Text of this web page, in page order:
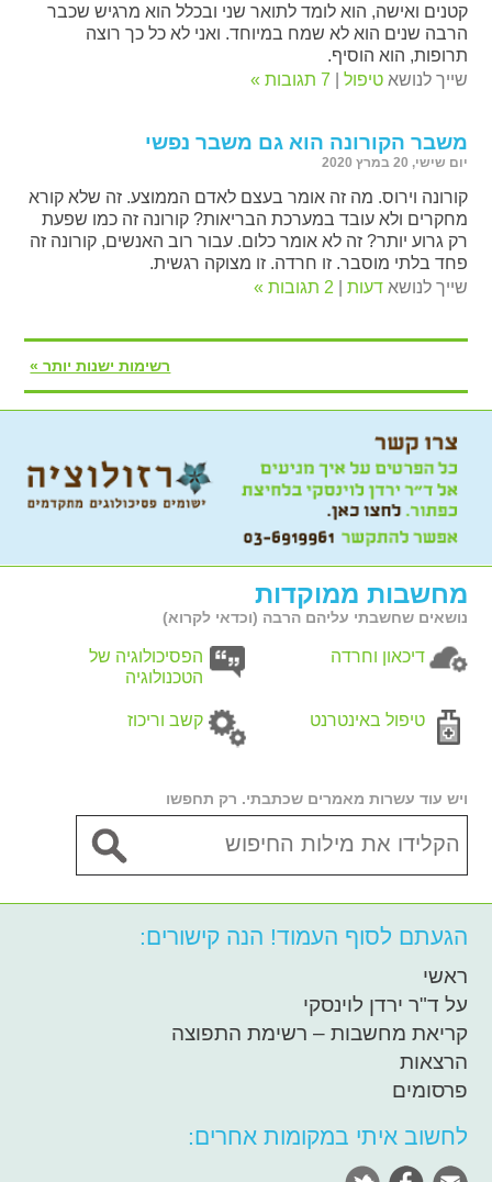
קטנים ואישה, הוא לומד לתואר שני ובכלל הוא מרגיש שכבר
הרבה שנים הוא לא שמח במיוחד. ואני לא כל כך רוצה
תרופות, הוא הוסיף.
שייך לנושאטיפול 7 תגובות »
משבר הקורונה הוא גם משבר נפשי
יום שישי, 20 במרץ 2020
קורונה וירוס. מה זה אומר בעצם לאדם הממוצע. זה שלא קורא
מחקרים ולא עובד במערכת הבריאות? קורונה זה כמו שפעת
רק גרוע יותר? זה לא אומר כלום. עבור רוב האנשים, קורונה זה
פחד בלתי מוסבר. זו חרדה. זו מצוקה רגשית.
שייך לנושאדעות 2 תגובות »
רשימות ישנות יותר »
מחשבות ממוקדות
נושאים שחשבתי עליהם הרבה (וכדאי לקרוא)
דיכאון וחרדה
הפסיכולוגיה של
הטכנולוגיה
טיפול באינטרנט קשב וריכוז
ויש עוד עשרות מאמרים שכתבתי. רק תחפשו
הגעתם לסוף העמוד! הנה קישורים:
ראשי
על ד"ר ירדן לוינסקי
קריאת מחשבות – רשימת התפוצה
הרצאות
פרסומים
לחשוב איתי במקומות אחרים: